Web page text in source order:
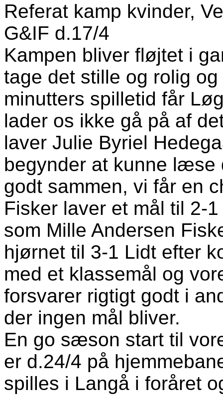
Referat kamp kvinder,
G&IF d.17/4
Kampen bliver fløjtet i
tage det stille og rolig
minutters spilletid får
lader os ikke gå på af
laver Julie Byriel
begynder at kunne læse
godt sammen, vi får en
Fisker laver et mål til 2-
som Mille Andersen
hjørnet til 3-1 Lidt efter
med et klassemål og
forsvarer rigtigt godt i
der ingen mål bliver.
En go sæson start til
er d.24/4 på
spilles i Langå i foråret